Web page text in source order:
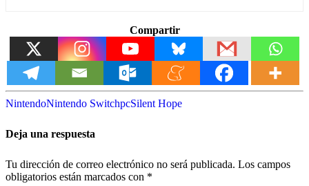
Compartir
NintendoNintendo SwitchpcSilent Hope
Deja una respuesta
Tu dirección de correo electrónico no será publicada. Los campos
obligatorios están marcados con *